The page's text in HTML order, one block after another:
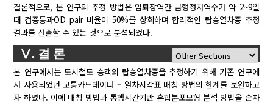
결론적으로, 본 연구의 추정 방법은 입퇴장역간 급행정차역수가 약 2~9일
때 검증통과OD pair 비율이 50%를 상회하며 합리적인 탑승열차종 추정
결과를 산출할 수 있는 것으로 분석되었다.
Ⅴ. 결 론
본 연구에서는 도시철도 승객의 탑승열차종을 추정하기 위해 기존 연구에
서 사용되었던 교통카드데이터 – 열차시각표 매칭 방법의 한계를 보완하고
자 하였다. 이에 매칭 방법과 통행시간기반 혼합분포모형 분석 방법을 순차